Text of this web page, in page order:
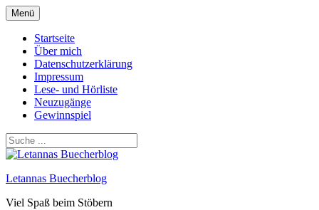
Zum
Inhalt
springen
Menü
Startseite
Über mich
Datenschutzerklärung
Impressum
Lese- und Hörliste
Neuzugänge
Gewinnspiel
Letannas Buecherblog
Viel Spaß beim Stöbern